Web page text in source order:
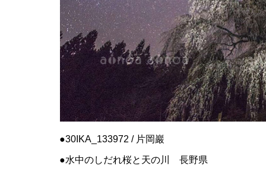
30IKA_133972 / 片岡巖
水中のしだれ桜と天の川 長野県